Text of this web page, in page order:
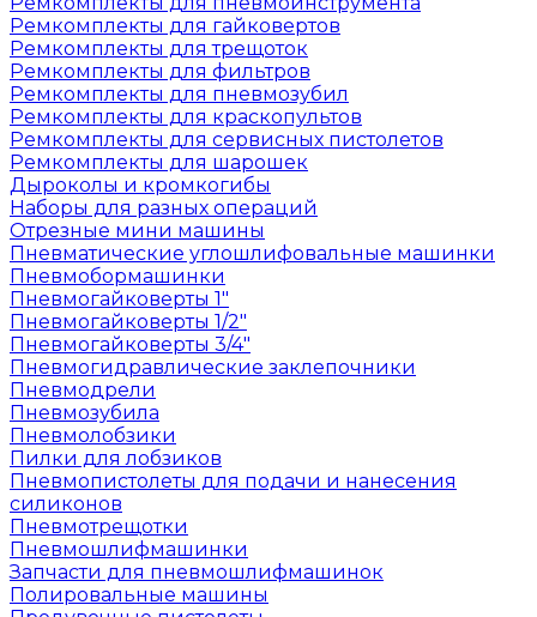
Ремкомплекты для гайковертов
Ремкомплекты для трещоток
Ремкомплекты для фильтров
Ремкомплекты для пневмозубил
Ремкомплекты для краскопультов
Ремкомплекты для сервисных пистолетов
Ремкомплекты для шарошек
Дыроколы и кромкогибы
Наборы для разных операций
Отрезные мини машины
Пневматические углошлифовальные машинки
Пневмобормашинки
Пневмогайковерты 1"
Пневмогайковерты 1/2"
Пневмогайковерты 3/4"
Пневмогидравлические заклепочники
Пневмодрели
Пневмозубила
Пневмолобзики
Пилки для лобзиков
Пневмопистолеты для подачи и нанесения
силиконов
Пневмотрещотки
Пневмошлифмашинки
Запчасти для пневмошлифмашинок
Полировальные машины